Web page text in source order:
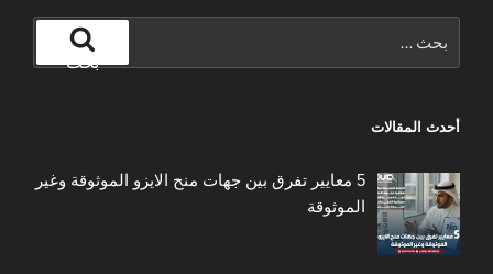
عن:
بحث
أحدث المقالات
5 معايير تفرق بين جهات منح الايزو الموثوقة وغير
الموثوقة